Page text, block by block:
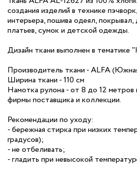
создания изделий в технике
интерьера, пошива одеял,
платьев, сумок и детской одежды.
Дизайн ткани выполнен в тематике
Производитель ткани - ALFA
Ширина ткани - 110 см
Намотка рулона - от 8 до 12 метров
фирмы поставщика и коллекции.
Рекомендации по уходу:
- бережная стирка при низких
градусов);
- не отбеливать;
- гладить при невысокой